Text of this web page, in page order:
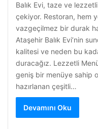
Balık Evi, taze ve
çekiyor. Restoran, hem
vazgeçilmez bir durak
Ataşehir Balık Evi’nin
kalitesi ve neden bu
duracağız. Lezzetli
geniş bir menüye sahip
hazırlanan çeşitli…
Devamını Oku